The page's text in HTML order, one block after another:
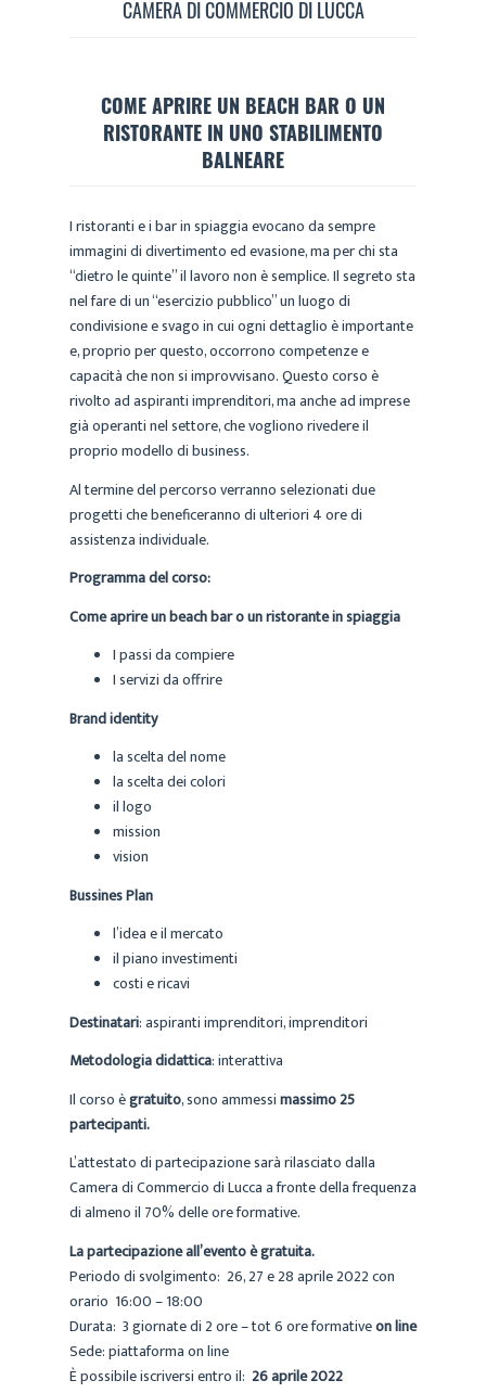
CAMERA DI COMMERCIO DI LUCCA
COME APRIRE UN BEACH BAR O UN
RISTORANTE IN UNO STABILIMENTO
BALNEARE
I ristoranti e i bar in spiaggia evocano da sempre
immagini di divertimento ed evasione, ma per chi sta
“dietro le quinte” il lavoro non è semplice. Il segreto sta
nel fare di un “esercizio pubblico” un luogo di
condivisione e svago in cui ogni dettaglio è importante
e, proprio per questo, occorrono competenze e
capacità che non si improvvisano. Questo corso è
rivolto ad aspiranti imprenditori, ma anche ad imprese
già operanti nel settore, che vogliono rivedere il
proprio modello di business.
Al termine del percorso verranno selezionati due
progetti che beneficeranno di ulteriori 4 ore di
assistenza individuale.
Programma del corso:
Come aprire un beach bar o un ristorante in spiaggia
I passi da compiere
I servizi da offrire
Brand identity
la scelta del nome
la scelta dei colori
il logo
mission
vision
Bussines Plan
l’idea e il mercato
il piano investimenti
costi e ricavi
Destinatari: aspiranti imprenditori, imprenditori
Metodologia didattica: interattiva
Il corso ègratuito, sono ammessimassimo 25
partecipanti.
L’attestato di partecipazione sarà rilasciato dalla
Camera di Commercio di Lucca a fronte della frequenza
di almeno il 70% delle ore formative.
La partecipazione all’evento è gratuita.
Periodo di svolgimento: 26, 27 e 28 aprile 2022 con
orario 16:00 – 18:00
Durata: 3 giornate di 2 ore – tot 6 ore formativeon line
Sede: piattaforma on line
È possibile iscriversi entro il: 26 aprile 2022